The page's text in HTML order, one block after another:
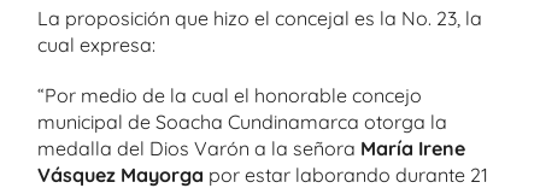
La proposición que hizo el concejal es la No. 23, la
cual expresa:
“Por medio de la cual el honorable concejo
municipal de Soacha Cundinamarca otorga la
medalla del Dios Varón a la señora María Irene
Vásquez Mayorga por estar laborando durante 21